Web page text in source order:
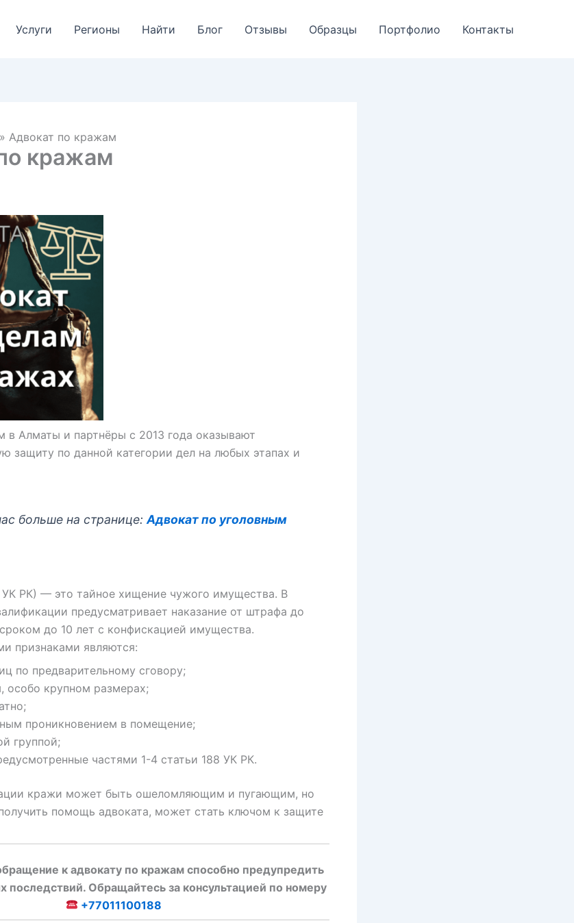
Услуги Регионы Найти Блог Отзывы Образцы Портфолио Контакты
» Адвокат по кражам
кражам
в Алматы и партнёры с 2013 года оказывают
защиту по данной категории дел на любых этапах и
больше на странице:Адвокат по уголовным
УК РК) — это тайное хищение чужого имущества. В
предусматривает наказание от штрафа до
до 10 лет с конфискацией имущества.
признаками являются:
по предварительному сговору;
особо крупном размерах;
проникновением в помещение;
группой;
частями 1-4 статьи 188 УК РК.
кражи может быть ошеломляющим и пугающим, но
помощь адвоката, может стать ключом к защите
к адвокату по кражам способно предупредить
последствий. Обращайтесь за консультацией по номеру
+77011100188